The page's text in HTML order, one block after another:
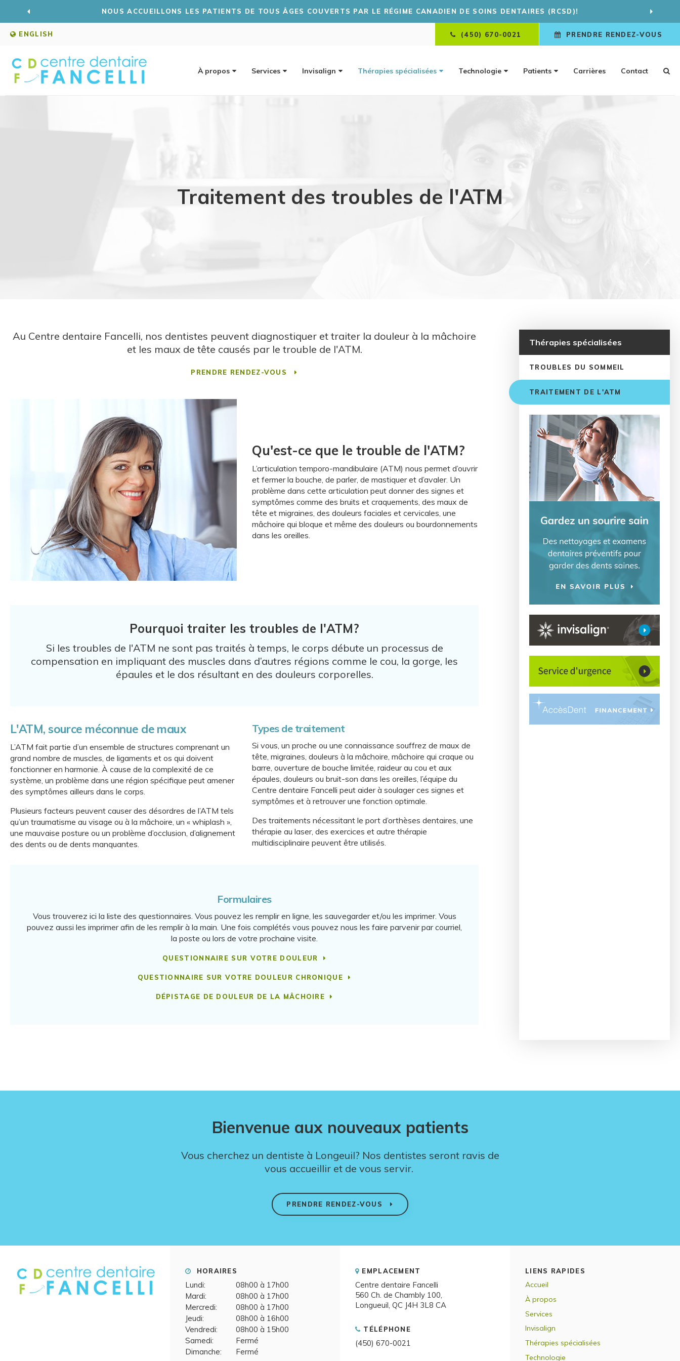
VOUS SOUHAITEZ PRENDRE UN RENDEZ-VOUS? CLIQUEZ ICI POUR NOUS CONTACTER
ENGLISH (450) 670-0021 PRENDRE RENDEZ-VOUS
À propos Services Invisalign Thérapies spécialisées Technologie Patients Carrières Contact
Traitement des troubles de l'ATM
Au Centre dentaire Fancelli, nos dentistes peuvent diagnostiquer et traiter la douleur à la mâchoire
et les maux de tête causés par le trouble de l'ATM.
PRENDRE RENDEZ-VOUS
Qu'est-ce que le trouble de l'ATM?
L’articulation temporo-mandibulaire (ATM) nous permet d’ouvrir
et fermer la bouche, de parler, de mastiquer et d’avaler. Un
problème dans cette articulation peut donner des signes et
symptômes comme des bruits et craquements, des maux de
tête et migraines, des douleurs faciales et cervicales, une
mâchoire qui bloque et même des douleurs ou bourdonnements
dans les oreilles.
Pourquoi traiter les troubles de l'ATM?
Si les troubles de l'ATM ne sont pas traités à temps, le corps débute un processus de
compensation en impliquant des muscles dans d’autres régions comme le cou, la gorge, les
épaules et le dos résultant en des douleurs corporelles.
L'ATM, source méconnue de maux
L’ATM fait partie d’un ensemble de structures comprenant un
grand nombre de muscles, de ligaments et os qui doivent
fonctionner en harmonie. À cause de la complexité de ce
système, un problème dans une région spécifique peut amener
des symptômes ailleurs dans le corps.
Plusieurs facteurs peuvent causer des désordres de l’ATM tels
qu’un traumatisme au visage ou à la mâchoire, un « whiplash »,
une mauvaise posture ou un problème d’occlusion, d’alignement
des dents ou de dents manquantes.
Types de traitement
Si vous, un proche ou une connaissance souffrez de maux de
tête, migraines, douleurs à la mâchoire, mâchoire qui craque ou
barre, ouverture de bouche limitée, raideur au cou et aux
épaules, douleurs ou bruit-son dans les oreilles, l’équipe du
Centre dentaire Fancelli peut aider à soulager ces signes et
symptômes et à retrouver une fonction optimale.
Des traitements nécessitant le port d’orthèses dentaires, une
thérapie au laser, des exercices et autre thérapie
multidisciplinaire peuvent être utilisés.
Formulaires
Vous trouverez ici la liste des questionnaires. Vous pouvez les remplir en ligne, les sauvegarder et/ou les imprimer. Vous
pouvez aussi les imprimer afin de les remplir à la main. Une fois complétés vous pouvez nous les faire parvenir par courriel,
la poste ou lors de votre prochaine visite.
QUESTIONNAIRE SUR VOTRE DOULEUR
QUESTIONNAIRE SUR VOTRE DOULEUR CHRONIQUE
DÉPISTAGE DE DOULEUR DE LA MÂCHOIRE
Thérapies spécialisées
TROUBLES DU SOMMEIL
TRAITEMENT DE L'ATM
Bienvenue aux nouveaux patients
Vous cherchez un dentiste à Longeuil? Nos dentistes seront ravis de
vous accueillir et de vous servir.
PRENDRE RENDEZ-VOUS
HORAIRES
Lundi:
08h00 à 17h00
Mardi:
08h00 à 17h00
Mercredi:
08h00 à 17h00
Jeudi:
08h00 à 16h00
Vendredi:
08h00 à 15h00
Samedi:
Fermé
Dimanche:
Fermé
EMPLACEMENT
Centre dentaire Fancelli
560 Ch. de Chambly 100
Longueuil QC J4H 3L8 CA
TÉLÉPHONE
(450) 670-0021
LIENS RAPIDES
Accueil
À propos
Services
Invisalign
Thérapies spécialisées
Technologie